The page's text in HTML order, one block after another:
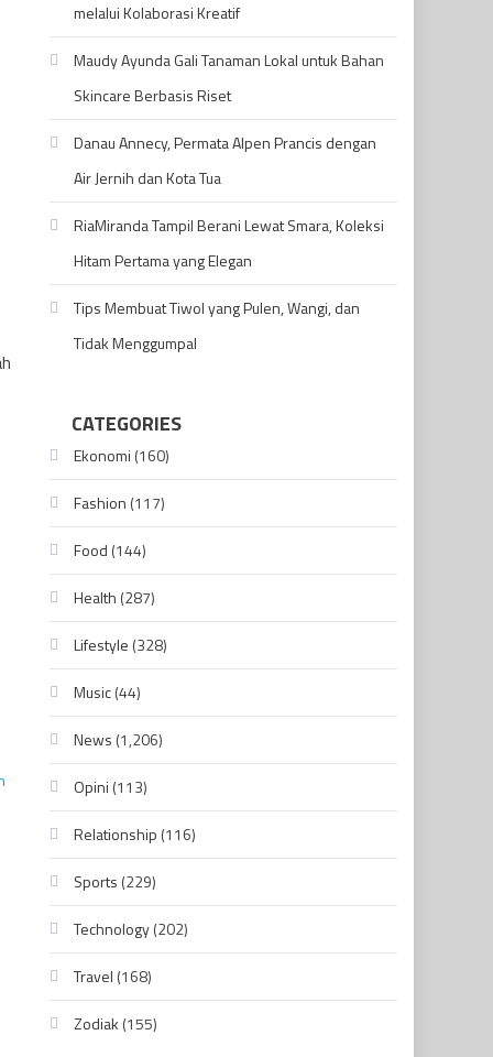
melalui Kolaborasi Kreatif
Maudy Ayunda Gali Tanaman Lokal untuk Bahan
Skincare Berbasis Riset
Danau Annecy, Permata Alpen Prancis dengan
Air Jernih dan Kota Tua
RiaMiranda Tampil Berani Lewat Smara, Koleksi
Hitam Pertama yang Elegan
Tips Membuat Tiwol yang Pulen, Wangi, dan
Tidak Menggumpal
CATEGORIES
Ekonomi (160)
Fashion (117)
Food (144)
Health (287)
Lifestyle (328)
Music(44)
News (1,206)
Opini (113)
Relationship (116)
Sports (229)
Technology(202)
Travel (168)
Zodiak (155)